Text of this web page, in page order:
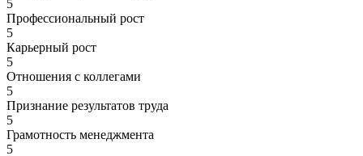
5
Профессиональный рост
5
Карьерный рост
5
Отношения с коллегами
5
Признание результатов труда
5
Грамотность менеджмента
5